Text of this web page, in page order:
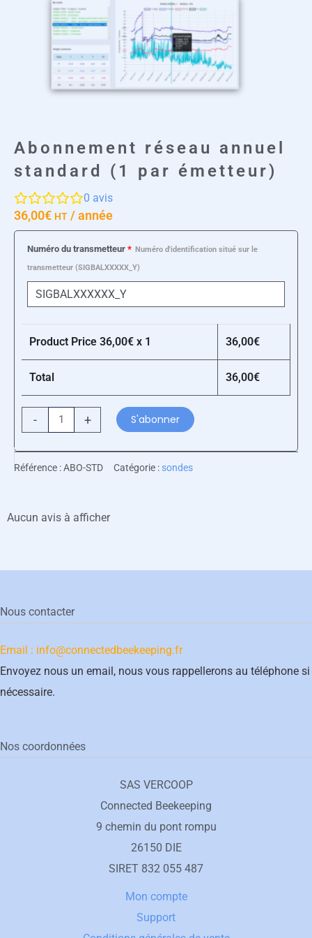
Abonnement réseau annuel
standard (1 par émetteur)
0 avis
36,00€ HT / année
Numéro du transmetteur * Numéro d'identification situé sur le
transmetteur (SIGBALXXXXX_Y)
Product Price 36,00€ x 1 36,00€
Total 36,00€
-
Abonnement
réseau
standard
émetteur)
+ S'abonner
Référence :ABO-STD Catégorie : sondes
Aucun avis à afficher
Nous contacter
Email : info@connectedbeekeeping.fr
Envoyez nous un email, nous vous rappellerons au téléphone si
nécessaire.
Nos coordonnées
SAS VERCOOP
Connected Beekeeping
9 chemin du pont rompu
26150 DIE
SIRET 832 055 487
Mon compte
Support